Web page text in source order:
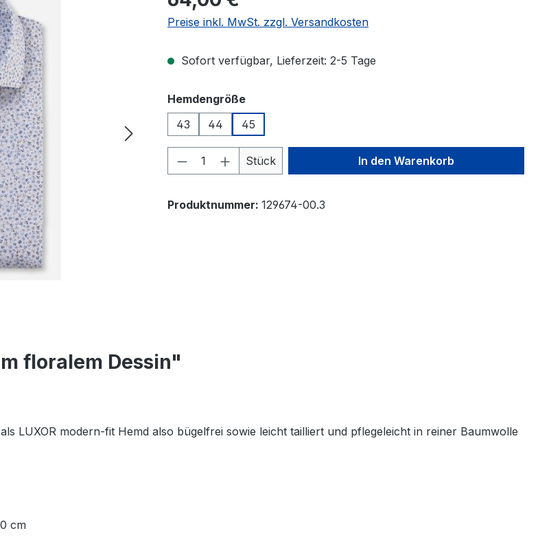
Preise inkl. MwSt. zzgl. Versandkosten
Sofort verfügbar, Lieferzeit: 2-5 Tage
Hemdengrößeauswählen
43
44 45
Produkt Anzahl: Gib den gewünschten Wert
Stück In den Warenkorb
Produktnummer: 129674-00.3
floralem Dessin"
LUXOR modern-fit Hemd also bügelfrei sowie leicht tailliert und pflegeleicht in reiner Baumwolle
cm